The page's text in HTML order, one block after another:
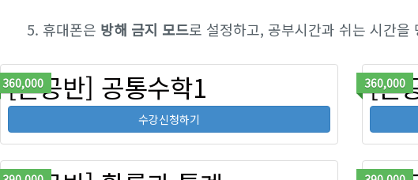
휴대폰은 방해 금지 모드로 설정하고, 공부시간과 쉬는 시간을
360,000
[혼공반] 공통수학1
수강신청하기
360,000
[혼